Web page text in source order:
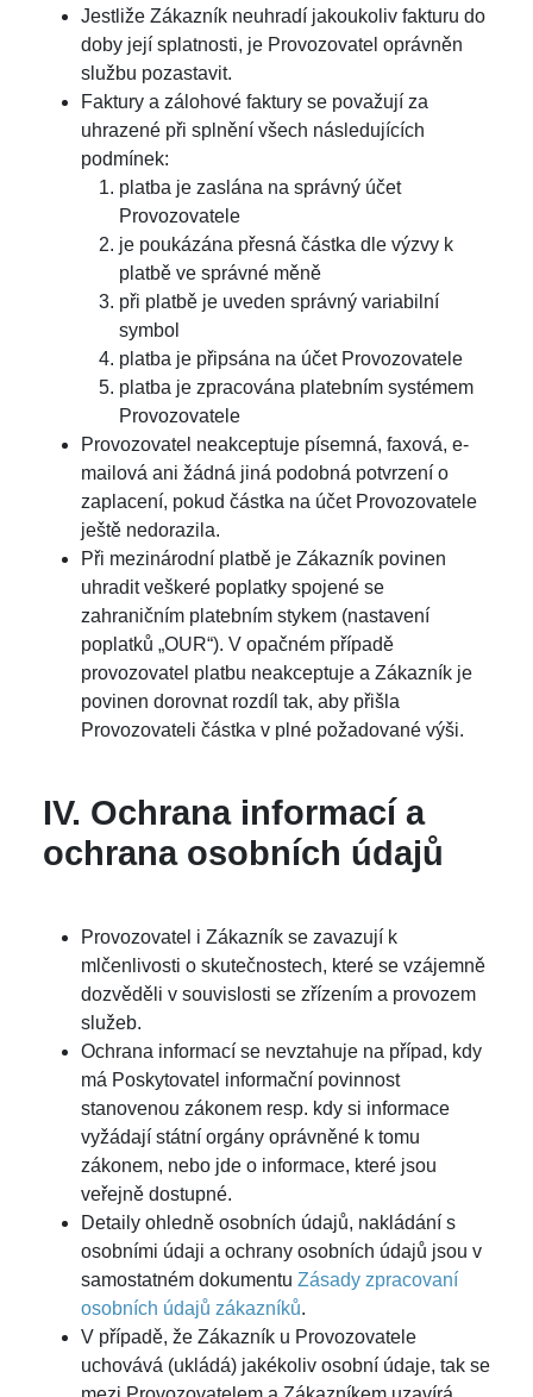
Jestliže Zákazník neuhradí jakoukoliv fakturu do
doby její splatnosti, je Provozovatel oprávněn
službu pozastavit.
Faktury a zálohové faktury se považují za
uhrazené při splnění všech následujících
podmínek:
platba je zaslána na správný účet
Provozovatele
je poukázána přesná částka dle výzvy k
platbě ve správné měně
při platbě je uveden správný variabilní
symbol
platba je připsána na účet Provozovatele
platba je zpracována platebním systémem
Provozovatele
Provozovatel neakceptuje písemná, faxová, e-
mailová ani žádná jiná podobná potvrzení o
zaplacení, pokud částka na účet Provozovatele
ještě nedorazila.
Při mezinárodní platbě je Zákazník povinen
uhradit veškeré poplatky spojené se
zahraničním platebním stykem (nastavení
poplatků „OUR“). V opačném případě
provozovatel platbu neakceptuje a Zákazník je
povinen dorovnat rozdíl tak, aby přišla
Provozovateli částka v plné požadované výši.
IV. Ochrana informací a
ochrana osobních údajů
Provozovatel i Zákazník se zavazují k
mlčenlivosti o skutečnostech, které se vzájemně
dozvěděli v souvislosti se zřízením a provozem
služeb.
Ochrana informací se nevztahuje na případ, kdy
má Poskytovatel informační povinnost
stanovenou zákonem resp. kdy si informace
vyžádají státní orgány oprávněné k tomu
zákonem, nebo jde o informace, které jsou
veřejně dostupné.
Detaily ohledně osobních údajů, nakládání s
osobními údaji a ochrany osobních údajů jsou v
samostatném dokumentu Zásady zpracovaní
osobních údajů zákazníků.
V případě, že Zákazník u Provozovatele
uchovává (ukládá) jakékoliv osobní údaje, tak se